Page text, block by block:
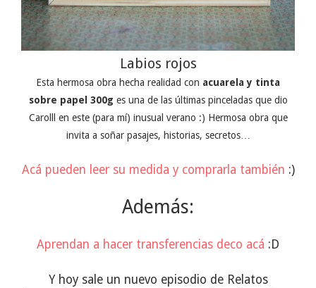
Labios rojos
Esta hermosa obra hecha realidad con acuarela y tinta
sobre papel 300g es una de las últimas pinceladas que dio
Carolll en este (para mí) inusual verano :) Hermosa obra que
invita a soñar pasajes, historias, secretos…
Acá pueden leer su medida y comprarla también :)
Además:
Aprendan a hacer transferencias deco acá :D
Y hoy sale un nuevo episodio de Relatos